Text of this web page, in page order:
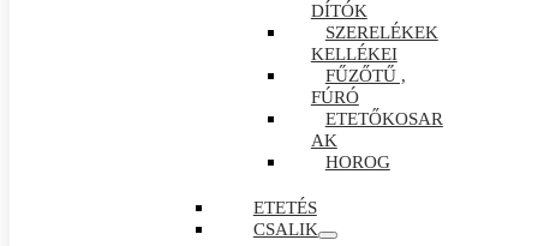
DÍTÓK
SZERELÉKEK
KELLÉKEI
FŰZŐTŰ ,
FÚRÓ
ETETŐKOSAR
AK
HOROG
ETETÉS
CSALIK